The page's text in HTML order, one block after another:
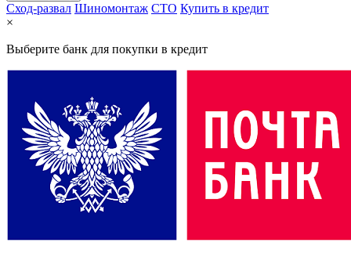
Сход-развал Шиномонтаж CTO Купить в кредит
×
Выберите банк для покупки в кредит